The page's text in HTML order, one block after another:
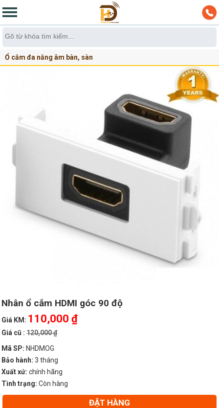
Ổ cắm đa năng âm bàn, sàn
Nhân ổ cắm HDMI góc 90 độ
Giá KM: 110,000 ₫
Giá cũ : 120,000 ₫
Mã SP: NHDMOG
Bảo hành: 3 tháng
Xuất xứ: chính hãng
Tình trạng: Còn hàng
ĐẶT HÀNG